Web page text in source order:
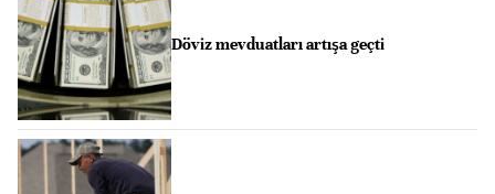
Döviz mevduatları artışa geçti